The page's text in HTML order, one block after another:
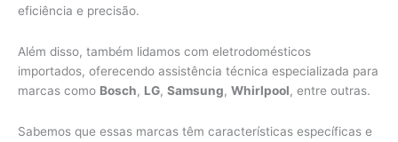
eficiência e precisão.
Além disso, também lidamos com eletrodomésticos
importados, oferecendo assistência técnica especializada para
marcas como Bosch, LG, Samsung, Whirlpool, entre outras.
Sabemos que essas marcas têm características específicas e